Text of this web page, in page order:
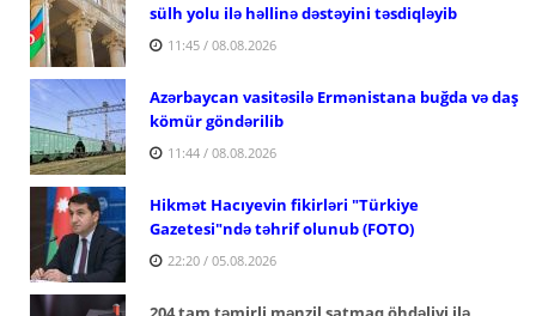
sülh yolu ilə həllinə dəstəyini təsdiqləyib
11:45 / 08.08.2026
Azərbaycan vasitəsilə Ermənistana buğda və daş
kömür göndərilib
11:44 / 08.08.2026
Hikmət Hacıyevin fikirləri "Türkiye
Gazetesi"ndə təhrif olunub (FOTO)
22:20 / 05.08.2026